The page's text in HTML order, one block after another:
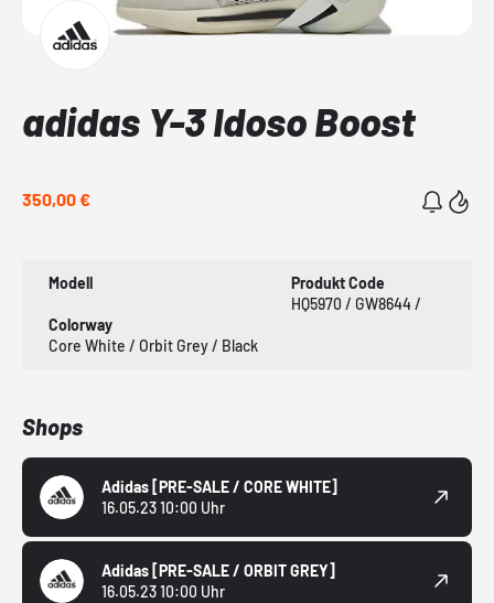
adidas Y-3 Idoso Boost
350,00 €
Modell
Produkt Code
HQ5970 / GW8644 /
Colorway
Core White / Orbit Grey / Black
Shops
Adidas [PRE-SALE / CORE WHITE]
16.05.23 10:00 Uhr
Adidas [PRE-SALE / ORBIT GREY]
16.05.23 10:00 Uhr